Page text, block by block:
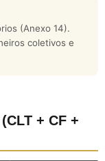
(Anexo 14).
coletivos e
+ CF +